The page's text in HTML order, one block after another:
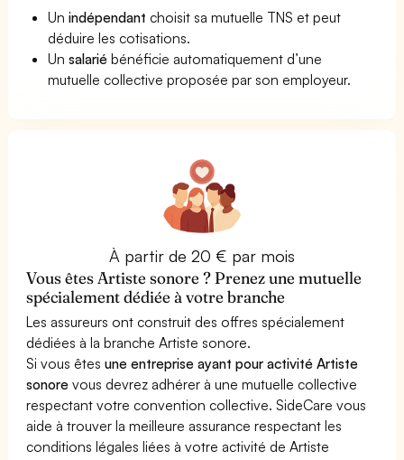
Unindépendant choisit sa mutuelle TNS et peut
déduire les cotisations.
Unsalarié bénéficie automatiquement d’une
mutuelle collective proposée par son employeur.
À partir de 20 € par mois
Vous êtes Artiste sonore ? Prenez une mutuelle
spécialement dédiée à votre branche
Les assureurs ont construit des offres spécialement
dédiées à la branche Artiste sonore.
Si vous êtesune entreprise ayant pour activité Artiste
sonore vous devrez adhérer à une mutuelle collective
respectant votre convention collective. SideCare vous
aide à trouver la meilleure assurance respectant les
conditions légales liées à votre activité de Artiste